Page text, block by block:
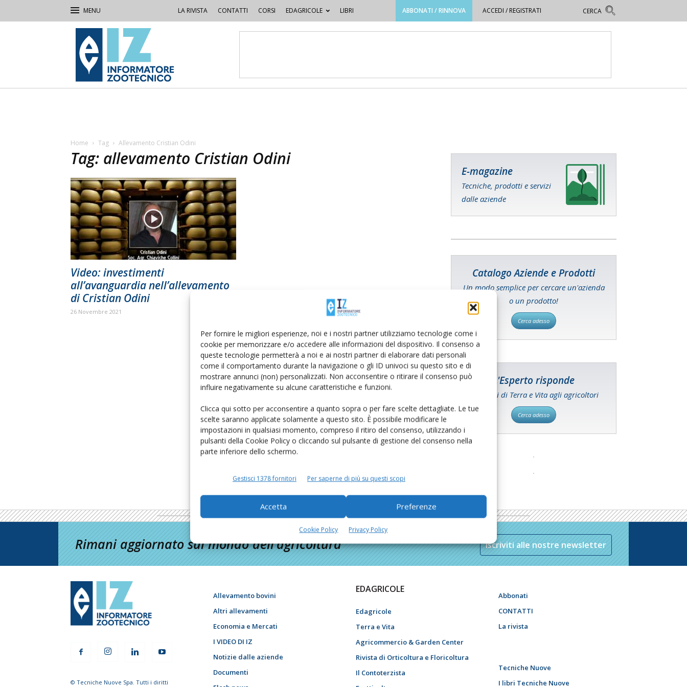
Per fornire le migliori esperienze, noi e i nostri partner utilizziamo tecnologie come i
cookie per memorizzare e/o accedere alle informazioni del dispositivo. Il consenso a
queste tecnologie permetterà a noi e ai nostri partner di elaborare dati personali
come il comportamento durante la navigazione o gli ID univoci su questo sito e di
mostrare annunci (non) personalizzati. Non acconsentire o ritirare il consenso può
influire negativamente su alcune caratteristiche e funzioni.
Clicca qui sotto per acconsentire a quanto sopra o per fare scelte dettagliate. Le tue
scelte saranno applicate solamente a questo sito. È possibile modificare le
impostazioni in qualsiasi momento, compreso il ritiro del consenso, utilizzando i
pulsanti della Cookie Policy o cliccando sul pulsante di gestione del consenso nella
parte inferiore dello schermo.
Gestisci 1378 fornitori Per saperne di più su questi scopi
Accetta Preferenze
Cookie Policy Privacy Policy
LA RIVISTA CONTATTI CORSI EDAGRICOLE LIBRI ABBONATI / RINNOVA ACCEDI / REGISTRATI
IZ
Informatore
Zootecnico
Home Tag Allevamento Cristian Odini
Tag: allevamento Cristian Odini
Video: investimenti
all’avanguardia nell’allevamento
di Cristian Odini
26 Novembre 2021
E-magazine
Tecniche, prodotti e servizi
dalle aziende
Catalogo Aziende e Prodotti
Un modo semplice per cercare un'azienda
o un prodotto!
Cerca adesso
L'Esperto risponde
I consigli di Terra e Vita agli agricoltori
Cerca adesso
Rimani aggiornato sul mondo dell’agricoltura Iscriviti alle nostre newsletter
© Tecniche Nuove Spa. Tutti i diritti
Allevamento bovini
Altri allevamenti
Economia e Mercati
I VIDEO DI IZ
Notizie dalle aziende
Documenti
EDAGRICOLE
Edagricole
Terra e Vita
Agricommercio & Garden Center
Rivista di Orticoltura e Floricoltura
Il Contoterzista
Abbonati
CONTATTI
La rivista
Tecniche Nuove
I libri Tecniche Nuove